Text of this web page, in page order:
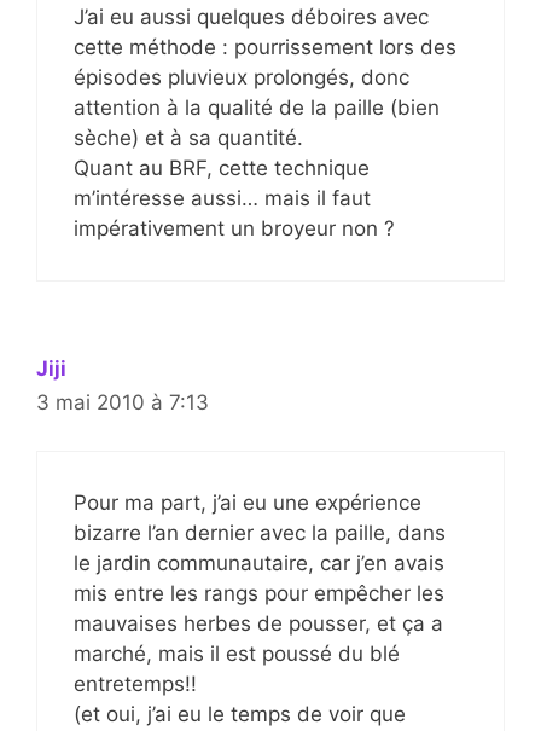
J’ai eu aussi quelques déboires avec
cette méthode : pourrissement lors des
épisodes pluvieux prolongés, donc
attention à la qualité de la paille (bien
sèche) et à sa quantité.
Quant au BRF, cette technique
m’intéresse aussi… mais il faut
impérativement un broyeur non ?
Jiji
3 mai 2010 à 7:13
Pour ma part, j’ai eu une expérience
bizarre l’an dernier avec la paille, dans
le jardin communautaire, car j’en avais
mis entre les rangs pour empêcher les
mauvaises herbes de pousser, et ça a
marché, mais il est poussé du blé
entretemps!!
(et oui, j’ai eu le temps de voir que